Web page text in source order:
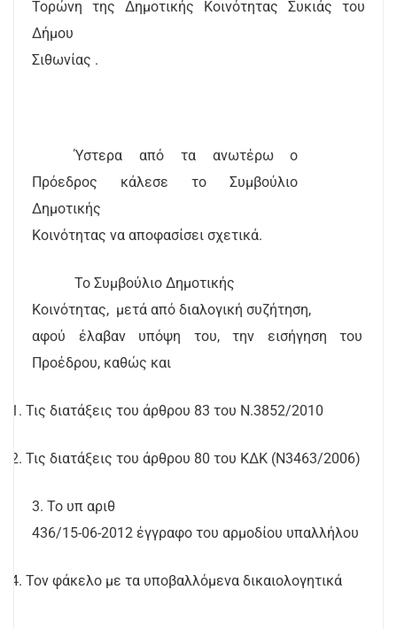
Τορώνη της Δημοτικής Κοινότητας Συκιάς του
Δήμου
Σιθωνίας .
Ύστερα από τα ανωτέρω ο
Πρόεδρος κάλεσε το Συμβούλιο
Δημοτικής
Κοινότητας να αποφασίσει σχετικά.
Το Συμβούλιο Δημοτικής
Κοινότητας, μετά από διαλογική συζήτηση,
αφού έλαβαν υπόψη του, την εισήγηση του
Προέδρου, καθώς και
1. Τις διατάξεις του άρθρου 83 του Ν.3852/2010
2. Τις διατάξεις του άρθρου 80 του ΚΔΚ (Ν3463/2006)
3. Το υπ αριθ
436/15-06-2012 έγγραφο του αρμοδίου υπαλλήλου
4. Τον φάκελο με τα υποβαλλόμενα δικαιολογητικά